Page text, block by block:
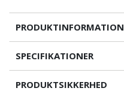
PRODUKTINFORMATION
SPECIFIKATIONER
PRODUKTSIKKERHED